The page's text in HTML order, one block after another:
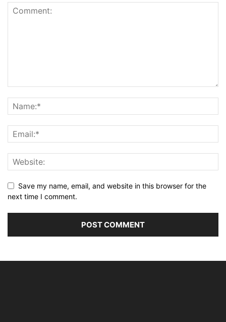
Save my name, email, and website in this browser for the
next time I comment.